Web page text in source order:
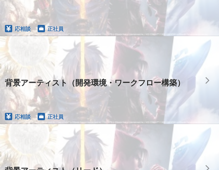
応相談 正社員
背景アーティスト（開発環境・ワークフロー構築）
応相談 正社員